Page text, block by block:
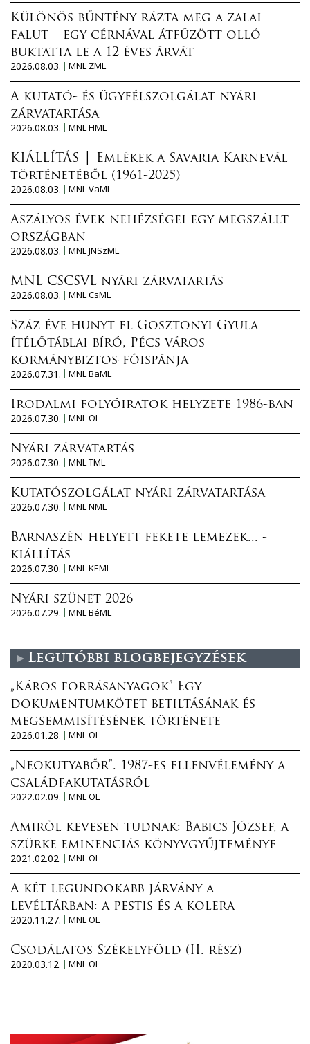
Különös bűntény rázta meg a zalai
falut – egy cérnával átfűzött olló
buktatta le a 12 éves árvát
2026.08.03.
MNL ZML
A kutató- és ügyfélszolgálat nyári
zárvatartása
2026.08.03.
MNL HML
KIÁLLÍTÁS │ Emlékek a Savaria Karnevál
történetéből (1961-2025)
2026.08.03.
MNL VaML
Aszályos évek nehézségei egy megszállt
országban
2026.08.03.
MNL JNSzML
MNL CSCSVL nyári zárvatartás
2026.08.03.
MNL CsML
Száz éve hunyt el Gosztonyi Gyula
ítélőtáblai bíró, Pécs város
kormánybiztos-főispánja
2026.07.31.
MNL BaML
Irodalmi folyóiratok helyzete 1986-ban
2026.07.30.
MNL OL
Nyári zárvatartás
2026.07.30.
MNL TML
Kutatószolgálat nyári zárvatartása
2026.07.30.
MNL NML
Barnaszén helyett fekete lemezek... -
kiállítás
2026.07.30.
MNL KEML
Nyári szünet 2026
2026.07.29.
MNL BéML
Legutóbbi blogbejegyzések
„Káros forrásanyagok” Egy
dokumentumkötet betiltásának és
megsemmisítésének története
2026.01.28.
MNL OL
„Neokutyabőr”. 1987-es ellenvélemény a
családfakutatásról
2022.02.09.
MNL OL
Amiről kevesen tudnak: Babics József, a
szürke eminenciás könyvgyűjteménye
2021.02.02.
MNL OL
A két legundokabb járvány a
levéltárban: a pestis és a kolera
2020.11.27.
MNL OL
Csodálatos Székelyföld (II. rész)
2020.03.12.
MNL OL